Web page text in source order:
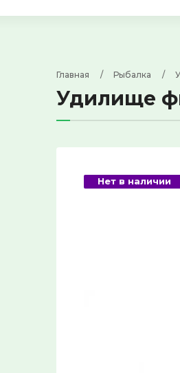
Охота
Одежда и обувь
Главная
     /
Рыбалка
     /
Удилище
Нет в наличии